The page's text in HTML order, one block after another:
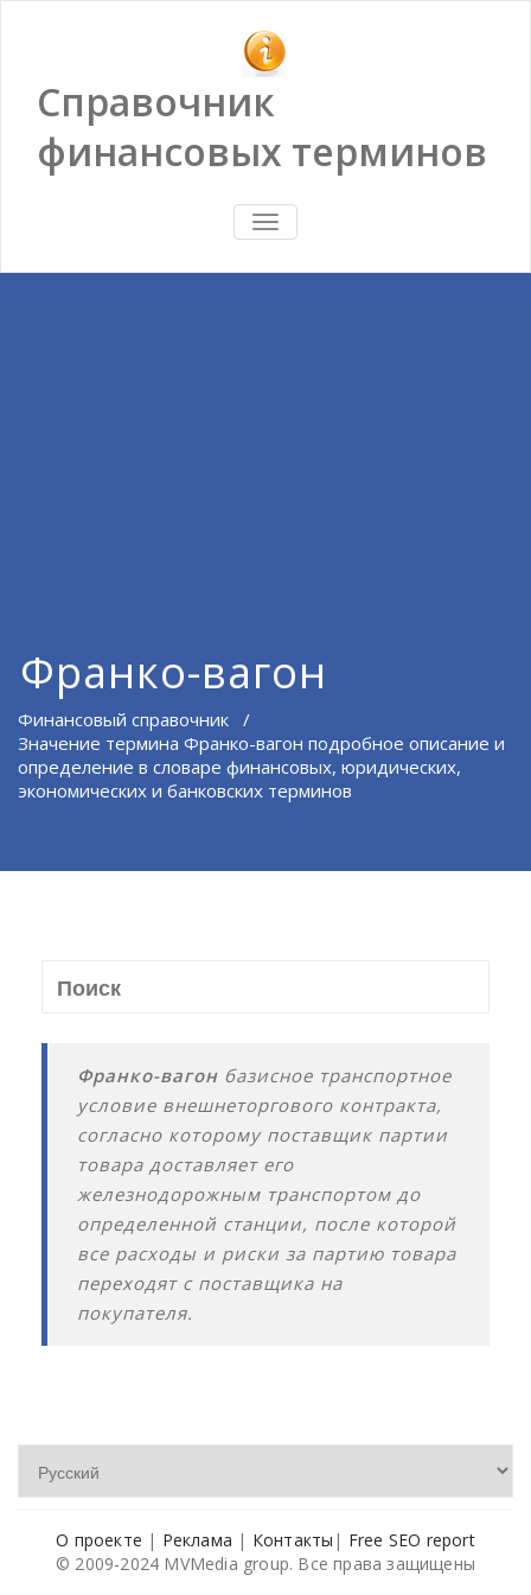
Справочник
финансовых терминов
ПОКАЗАТЬ/
СКРЫТЬ
Франко-вагон
Финансовый справочник /
Значение термина Франко-вагон подробное описание и
определение в словаре финансовых, юридических,
экономических и банковских терминов
Франко-вагон базисное транспортное
условие внешнеторгового контракта,
согласно которому поставщик партии
товара доставляет его
железнодорожным транспортом до
определенной станции, после которой
все расходы и риски за партию товара
переходят с поставщика на
покупателя.
О проекте | Реклама | Контакты | Free SEO report
© 2009-2024 MVMedia group. Все права защищены